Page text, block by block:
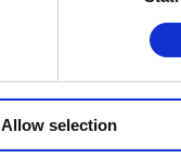
Allow selection